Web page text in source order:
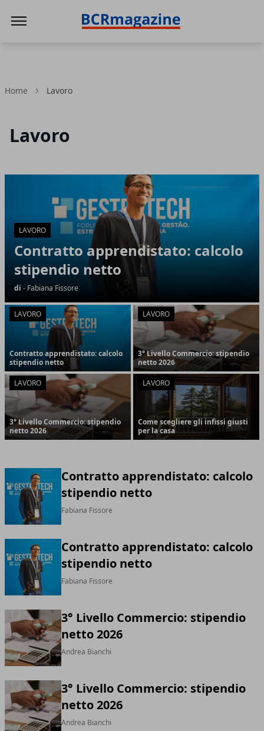
Home Lavoro
Lavoro
LAVORO
Contratto apprendistato: calcolo
stipendio netto
di - Fabiana Fissore
LAVORO
Contratto apprendistato: calcolo
stipendio netto
LAVORO
3° Livello Commercio: stipendio
netto 2026
LAVORO
3° Livello Commercio: stipendio
netto 2026
LAVORO
Come scegliere gli infissi giusti
per la casa
Contratto apprendistato: calcolo
stipendio netto
Fabiana Fissore
Contratto apprendistato: calcolo
stipendio netto
Fabiana Fissore
3° Livello Commercio: stipendio
netto 2026
Andrea Bianchi
3° Livello Commercio: stipendio
netto 2026
Andrea Bianchi